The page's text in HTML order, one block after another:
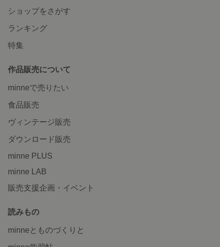
ショップをさがす
ランキング
特集
作品販売について
minneで売りたい
食品販売
ヴィンテージ販売
ダウンロード販売
minne PLUS
minne LAB
販売支援企画・イベント
読みもの
minneとものづくりと